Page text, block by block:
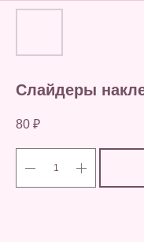
Слайдеры
80 ₽